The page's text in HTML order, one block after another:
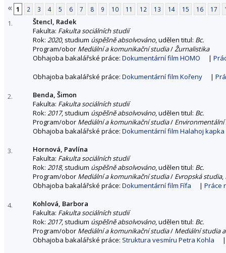
« 1 2 3 4 5 6 7 8 9 10 11 12 13 14 15 16 17
1.
Štencl, Radek
Fakulta: Fakulta sociálních studií
Rok: 2020, studium úspěšně absolvováno, udělen titul: Bc.
Program/obor Mediální a komunikační studia/Žurnalistika
Obhajoba bakalářské práce: Dokumentární film HOMO |
Obhajoba bakalářské práce: Dokumentární film Kořeny |
2.
Benda, Šimon
Fakulta: Fakulta sociálních studií
Rok: 2017, studium úspěšně absolvováno, udělen titul: Bc.
Program/obor Mediální a komunikační studia/ Environmentální
Obhajoba bakalářské práce: Dokumentární film Halahoj kapka
3.
Hornová, Pavlína
Fakulta: Fakulta sociálních studií
Rok: 2018, studium úspěšně absolvováno, udělen titul: Bc.
Program/obor Mediální a komunikační studia/ Evropská studia,
Obhajoba bakalářské práce: Dokumentární film Fífa | Práce
4.
Kohlová, Barbora
Fakulta: Fakulta sociálních studií
Rok: 2017, studium úspěšně absolvováno, udělen titul: Bc.
Program/obor Mediální a komunikační studia/ Mediální studia
Obhajoba bakalářské práce: Struktura vesmíru Petra Kohla